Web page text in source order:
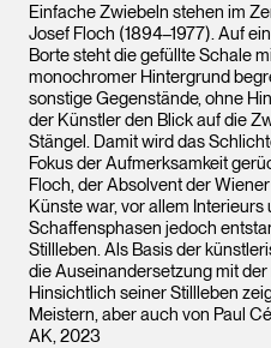
Einfache Zwiebeln stehen im
Josef Floch (1894–1977). Auf
Borte steht die gefüllte Schale
monochromer Hintergrund
sonstige Gegenstände, ohne
der Künstler den Blick auf die
Stängel. Damit wird das
Fokus der Aufmerksamkeit
Floch, der Absolvent der
Künste war, vor allem Interieurs
Schaffensphasen jedoch
Stillleben. Als Basis der
die Auseinandersetzung mit
Hinsichtlich seiner Stillleben
Meistern, aber auch von Paul
AK, 2023